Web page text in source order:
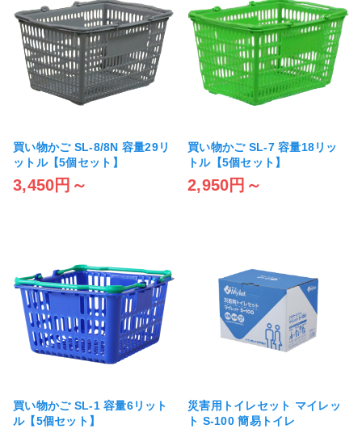
買い物かご SL-8/8N 容量29リ
ットル【5個セット】
3,450円～
買い物かご SL-7 容量18リッ
トル【5個セット】
2,950円～
買い物かご SL-1 容量6リット
ル【5個セット】
災害用トイレセット マイレッ
ト S-100 簡易トイレ